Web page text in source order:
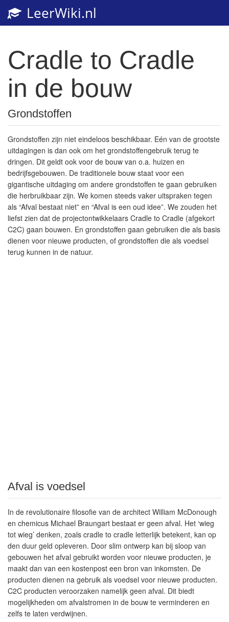
LeerWiki.nl
Cradle to Cradle
in de bouw
Grondstoffen
Grondstoffen zijn niet eindeloos beschikbaar. Eén van de grootste
uitdagingen is dan ook om het grondstoffengebruik terug te
dringen. Dit geldt ook voor de bouw van o.a. huizen en
bedrijfsgebouwen. De traditionele bouw staat voor een
gigantische uitdaging om andere grondstoffen te gaan gebruiken
die herbruikbaar zijn. We komen steeds vaker uitspraken tegen
als “Afval bestaat niet” en “Afval is een oud idee”. We zouden het
liefst zien dat de projectontwikkelaars Cradle to Cradle (afgekort
C2C) gaan bouwen. En grondstoffen gaan gebruiken die als basis
dienen voor nieuwe producten, of grondstoffen die als voedsel
terug kunnen in de natuur.
Afval is voedsel
In de revolutionaire filosofie van de architect William McDonough
en chemicus Michael Braungart bestaat er geen afval. Het ‘wieg
tot wieg’ denken, zoals cradle to cradle letterlijk betekent, kan op
den duur geld opleveren. Door slim ontwerp kan bij sloop van
gebouwen het afval gebruikt worden voor nieuwe producten, je
maakt dan van een kostenpost een bron van inkomsten. De
producten dienen na gebruik als voedsel voor nieuwe producten.
C2C producten veroorzaken namelijk geen afval. Dit biedt
mogelijkheden om afvalstromen in de bouw te verminderen en
zelfs te laten verdwijnen.